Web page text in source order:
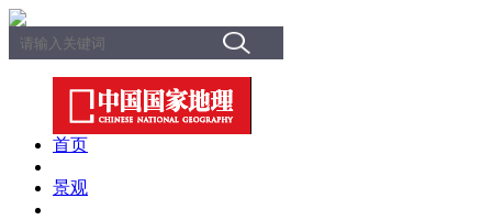
首页
景观